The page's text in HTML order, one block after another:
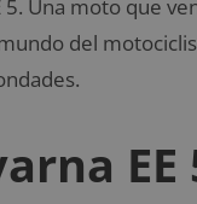
5. Una moto que
del
EE